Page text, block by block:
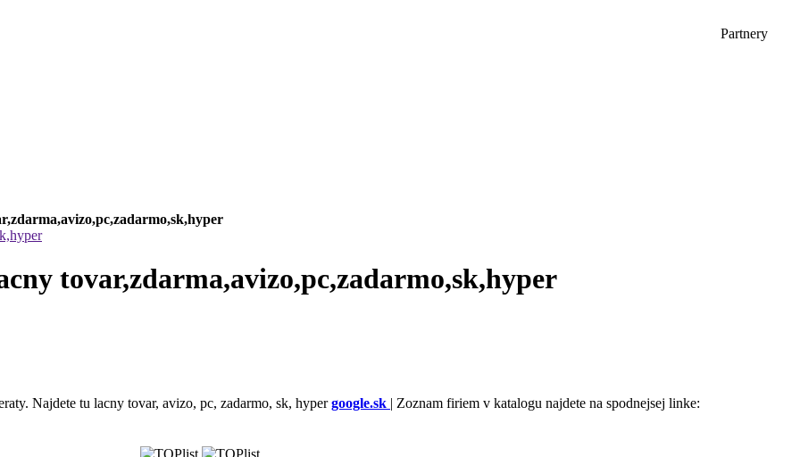
Partnery
tovar,zdarma,avizo,pc,zadarmo,sk,hyper
Najdete tu lacny tovar, avizo, pc, zadarmo, sk, hypergoogle.sk | Zoznam firiem v katalogu najdete na spodnejsej linke: